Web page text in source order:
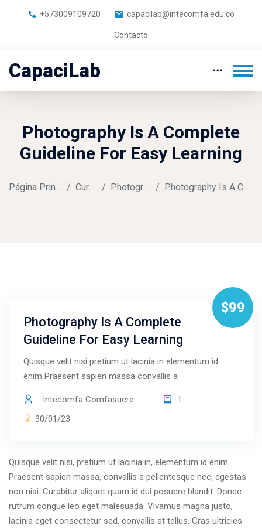
+573009109720 capacilab@intecomfa.edu.co
Contacto
CapaciLab
Photography Is A Complete
Guideline For Easy Learning
Página Principal Cursos Photography Photography Is A Complete
Photography Is A Complete
Guideline For Easy Learning
Quisque velit nisi pretium ut lacinia in elementum id
enim Praesent sapien massa convallis a
Intecomfa Comfasucre
1
30/01/23
$99
Quisque velit nisi, pretium ut lacinia in, elementum id enim.
Praesent sapien massa, convallis a pellentesque nec, egestas
non nisi. Curabitur aliquet quam id dui posuere blandit. Donec
rutrum congue leo eget malesuada. Vivamus magna justo,
lacinia eget consectetur sed, convallis at tellus. Cras ultricies